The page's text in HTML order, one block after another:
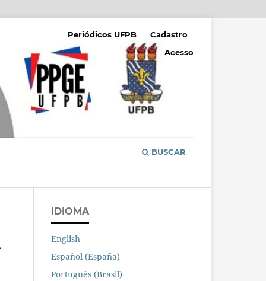
BUSCAR
Periódicos UFPB
Cadastro
Acesso
IDIOMA
English
Español (España)
Português (Brasil)